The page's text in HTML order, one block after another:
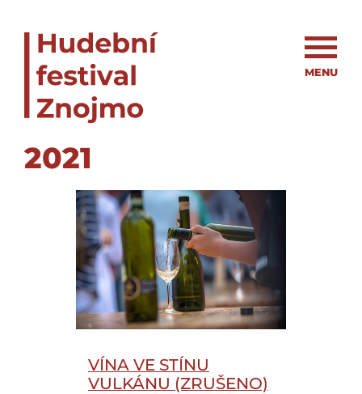
MENU
2021
VÍNA VE STÍNU
VULKÁNU (ZRUŠENO)